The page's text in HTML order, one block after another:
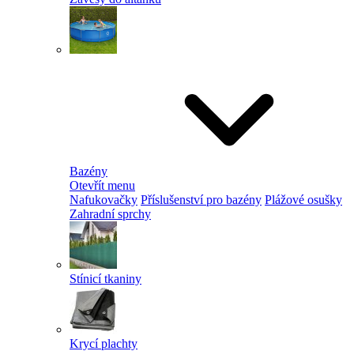
Bazény
Otevřít menu
Nafukovačky Příslušenství pro bazény Plážové osušky
Zahradní sprchy
Stínicí tkaniny
Krycí plachty